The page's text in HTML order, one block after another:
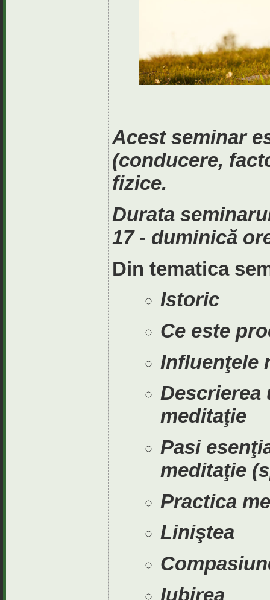
Acest seminar
(conducere,
fizice.
Durata
17 - duminică
Din tematica
Istoric
Ce este
Influenţele
Descrierea
meditaţie
Pasi
meditaţie
Practica
Liniştea
Iubirea